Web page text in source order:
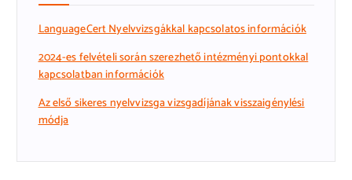
LanguageCert Nyelvvizsgákkal kapcsolatos információk
2024-es felvételi során szerezhető intézményi pontokkal
kapcsolatban információk
Az első sikeres nyelvvizsga vizsgadíjának visszaigénylési
módja